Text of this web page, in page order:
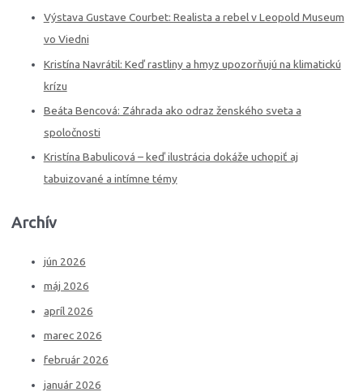
Výstava Gustave Courbet: Realista a rebel v Leopold Museum
vo Viedni
Kristína Navrátil: Keď rastliny a hmyz upozorňujú na klimatickú
krízu
Beáta Bencová: Záhrada ako odraz ženského sveta a
spoločnosti
Kristína Babulicová – keď ilustrácia dokáže uchopiť aj
tabuizované a intímne témy
Archív
jún 2026
máj 2026
apríl 2026
marec 2026
február 2026
január 2026